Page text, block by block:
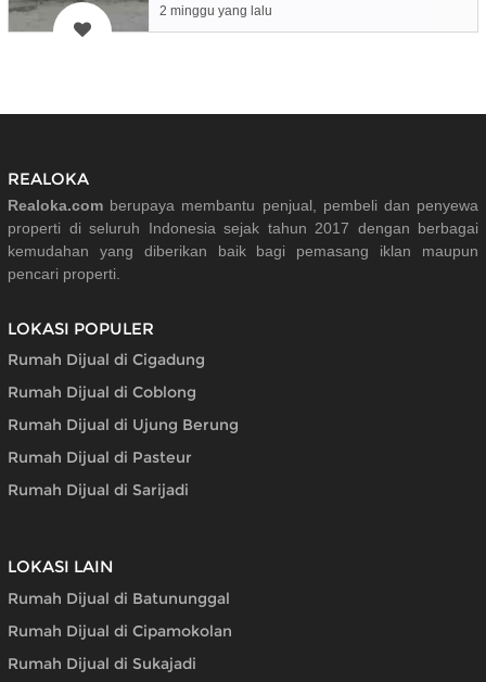
2 minggu yang lalu
REALOKA
Realoka.com berupaya membantu penjual, pembeli dan penyewa
properti di seluruh Indonesia sejak tahun 2017 dengan berbagai
kemudahan yang diberikan baik bagi pemasang iklan maupun
pencari properti.
LOKASI POPULER
Rumah Dijual di Cigadung
Rumah Dijual di Coblong
Rumah Dijual di Ujung Berung
Rumah Dijual di Pasteur
Rumah Dijual di Sarijadi
LOKASI LAIN
Rumah Dijual di Batununggal
Rumah Dijual di Cipamokolan
Rumah Dijual di Sukajadi